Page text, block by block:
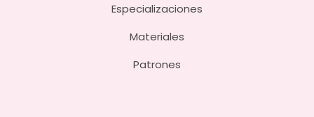
Especializaciones
Materiales
Patrones